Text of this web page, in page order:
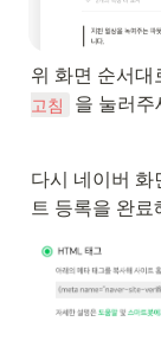
위 화면 순서대
고침
을 눌러주
다시 네이버 화
트 등록을 완료